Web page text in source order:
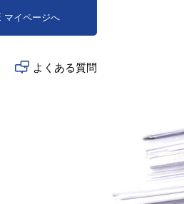
マイページへ
よくある質問